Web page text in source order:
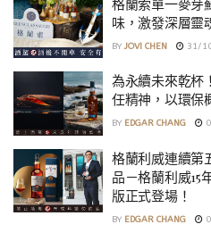
味，激發深層靈
BY JOVI CHEN 31/
為永續未來乾杯
任精神，以環保
BY EDGAR CHANG
格蘭利威連續第
品－格蘭利威15
版正式登場！
BY EDGAR CHANG